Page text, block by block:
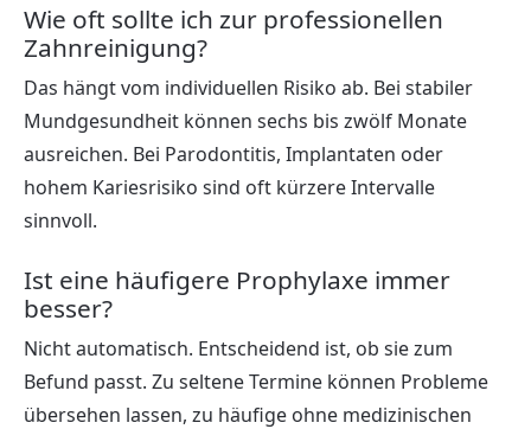
Wie oft sollte ich zur professionellen
Zahnreinigung?
Das hängt vom individuellen Risiko ab. Bei stabiler
Mundgesundheit können sechs bis zwölf Monate
ausreichen. Bei Parodontitis, Implantaten oder
hohem Kariesrisiko sind oft kürzere Intervalle
sinnvoll.
Ist eine häufigere Prophylaxe immer
besser?
Nicht automatisch. Entscheidend ist, ob sie zum
Befund passt. Zu seltene Termine können Probleme
übersehen lassen, zu häufige ohne medizinischen